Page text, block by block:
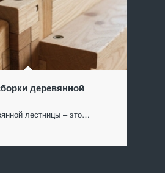
деревянной
лестницы – это…